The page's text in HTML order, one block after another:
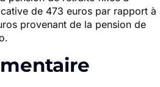
de 473 euros par rapport à
provenant de la pension de